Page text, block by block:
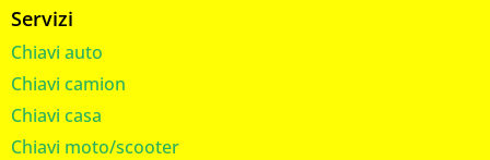
Servizi
Chiavi auto
Chiavi camion
Chiavi casa
Chiavi moto/scooter